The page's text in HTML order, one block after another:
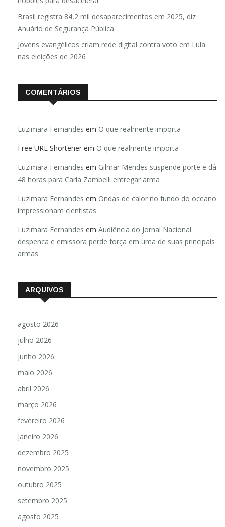
Brasil registra 84,2 mil desaparecimentos em 2025, diz
Anuário de Segurança Pública
Jovens evangélicos criam rede digital contra voto em Lula
nas eleições de 2026
COMENTÁRIOS
Luzimara Fernandes em O que realmente importa
Free URL Shortener em O que realmente importa
Luzimara Fernandes em Gilmar Mendes suspende porte e dá
48 horas para Carla Zambelli entregar arma
Luzimara Fernandes em Ondas de calor no fundo do oceano
impressionam cientistas
Luzimara Fernandes em Audiência do Jornal Nacional
despenca e emissora perde força em uma de suas principais
armas
ARQUIVOS
agosto 2026
julho 2026
junho 2026
maio 2026
abril 2026
março 2026
fevereiro 2026
janeiro 2026
dezembro 2025
novembro 2025
outubro 2025
setembro 2025
agosto 2025